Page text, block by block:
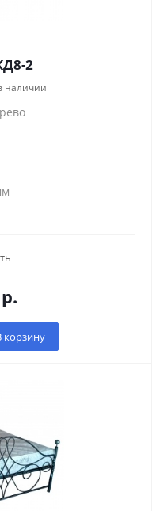
2
наличии
р.
корзину